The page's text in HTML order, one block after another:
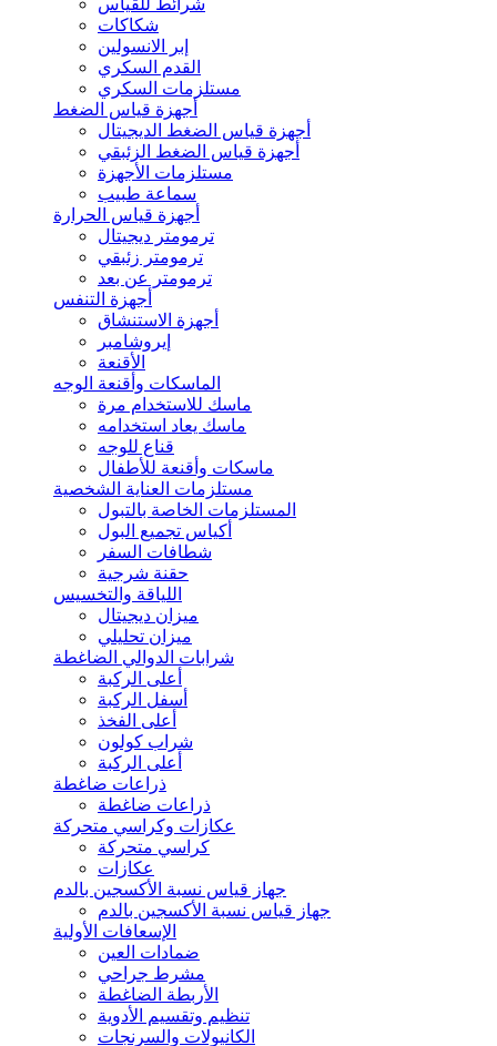
شرائط للقياس
شكاكات
إبر الانسولين
القدم السكري
مستلزمات السكري
أجهزة قياس الضغط
أجهزة قياس الضغط الديجيتال
أجهزة قياس الضغط الزئبقي
مستلزمات الأجهزة
سماعة طبيب
أجهزة قياس الحرارة
ترمومتر ديجيتال
ترمومتر زئبقي
ترمومتر عن بعد
أجهزة التنفس
أجهزة الاستنشاق
إيروشامبر
الأقنعة
الماسكات وأقنعة الوجه
ماسك للاستخدام مرة
ماسك يعاد استخدامه
قناع للوجه
ماسكات وأقنعة للأطفال
مستلزمات العناية الشخصية
المستلزمات الخاصة بالتبول
أكياس تجميع البول
شطافات السفر
حقنة شرجية
اللياقة والتخسيس
ميزان ديجيتال
ميزان تحليلي
شرابات الدوالي الضاغطة
أعلى الركبة
أسفل الركبة
أعلى الفخذ
شراب كولون
أعلى الركبة
ذراعات ضاغطة
ذراعات ضاغطة
عكازات وكراسي متحركة
كراسي متحركة
عكازات
جهاز قياس نسبة الأكسجين بالدم
جهاز قياس نسبة الأكسجين بالدم
الإسعافات الأولية
ضمادات العين
مشرط جراحي
الأربطة الضاغطة
تنظيم وتقسيم الأدوية
الكانيولات والسرنجات